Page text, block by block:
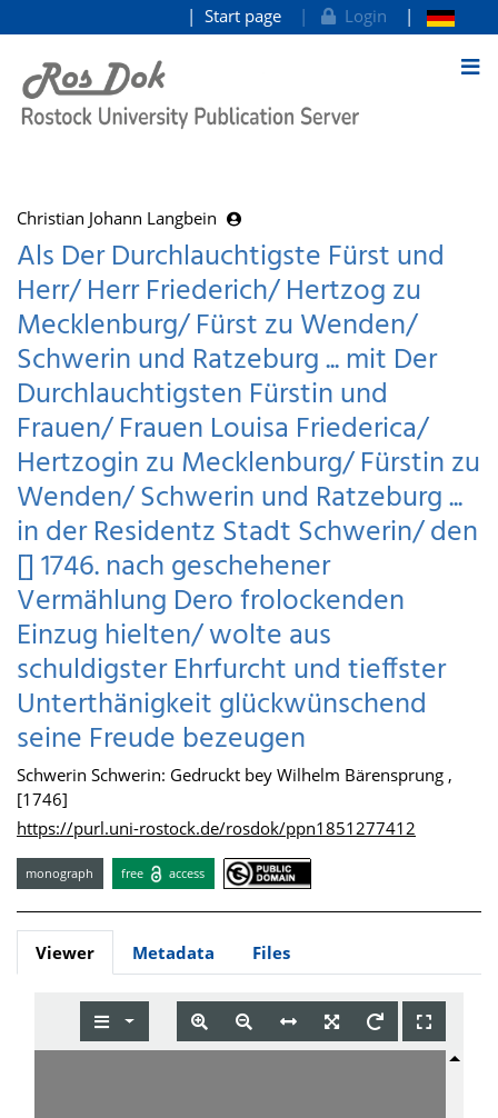
goto contents
Start page Login
Christian Johann Langbein
Als Der Durchlauchtigste Fürst und
Herr/ Herr Friederich/ Hertzog zu
Mecklenburg/ Fürst zu Wenden/
Schwerin und Ratzeburg ... mit Der
Durchlauchtigsten Fürstin und
Frauen/ Frauen Louisa Friederica/
Hertzogin zu Mecklenburg/ Fürstin zu
Wenden/ Schwerin und Ratzeburg ...
in der Residentz Stadt Schwerin/ den
[] 1746. nach geschehener
Vermählung Dero frolockenden
Einzug hielten/ wolte aus
schuldigster Ehrfurcht und tieffster
Unterthänigkeit glückwünschend
seine Freude bezeugen
Schwerin Schwerin: Gedruckt bey Wilhelm Bärensprung ,
[1746]
https://purl.uni-rostock.de/rosdok/ppn1851277412
monograph free access
Viewer Metadata Files